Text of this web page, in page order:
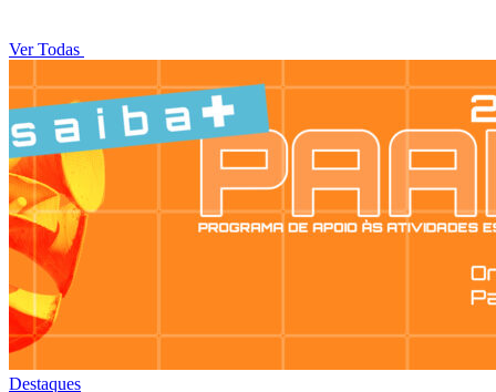
Ver Todas
Destaques